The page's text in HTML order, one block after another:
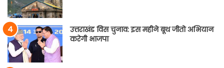
उत्तराखंड विस चुनाव: इस महीने बूथ जीतो अभियान
करेगी भाजपा